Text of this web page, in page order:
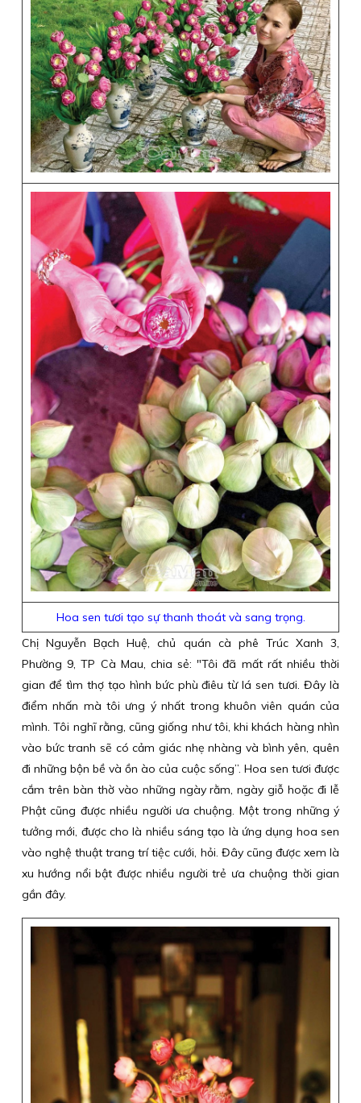
Hoa sen tươi tạo sự thanh thoát và sang trọng.
Chị Nguyễn Bạch Huệ, chủ quán cà phê Trúc Xanh 3,
Phường 9, TP Cà Mau, chia sẻ: "Tôi đã mất rất nhiều thời
gian để tìm thợ tạo hình bức phù điêu từ lá sen tươi. Đây là
điểm nhấn mà tôi ưng ý nhất trong khuôn viên quán của
mình. Tôi nghĩ rằng, cũng giống như tôi, khi khách hàng nhìn
vào bức tranh sẽ có cảm giác nhẹ nhàng và bình yên, quên
đi những bộn bề và ồn ào của cuộc sống”. Hoa sen tươi được
cắm trên bàn thờ vào những ngày rằm, ngày giỗ hoặc đi lễ
Phật cũng được nhiều người ưa chuộng. Một trong những ý
tưởng mới, được cho là nhiều sáng tạo là ứng dụng hoa sen
vào nghệ thuật trang trí tiệc cưới, hỏi. Đây cũng được xem là
xu hướng nổi bật được nhiều người trẻ ưa chuộng thời gian
gần đây.